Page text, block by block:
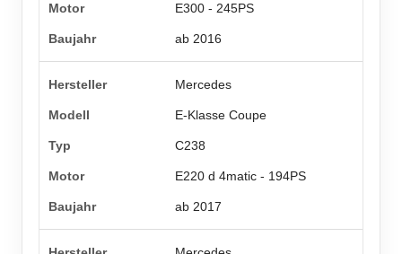
E300 - 245PS
ab 2016
Mercedes
E-Klasse Coupe
C238
E220 d 4matic - 194PS
ab 2017